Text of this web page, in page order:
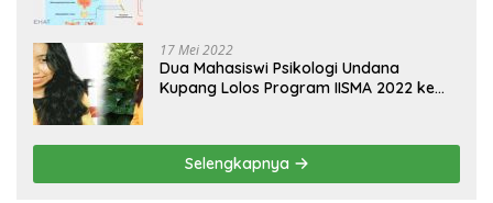
17 Mei 2022
Dua Mahasiswi Psikologi Undana
Kupang Lolos Program IISMA 2022 ke
Selengkapnya